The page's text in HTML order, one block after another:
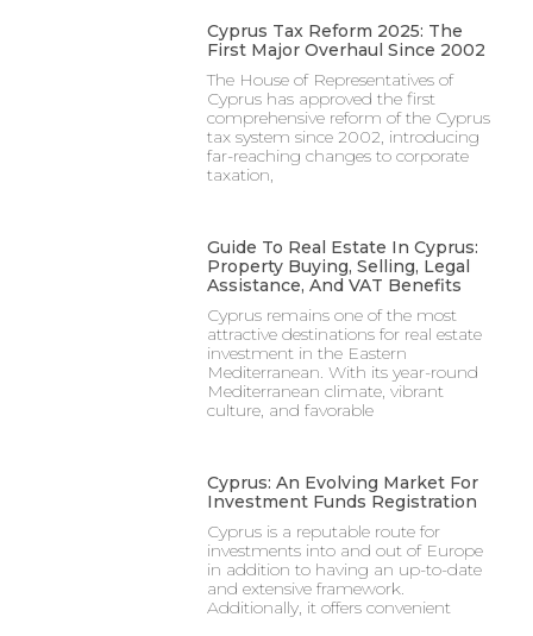
Cyprus Tax Reform 2025: The
First Major Overhaul Since 2002
The House of Representatives of
Cyprus has approved the first
comprehensive reform of the Cyprus
tax system since 2002, introducing
far-reaching changes to corporate
taxation,
Guide To Real Estate In Cyprus:
Property Buying, Selling, Legal
Assistance, And VAT Benefits
Cyprus remains one of the most
attractive destinations for real estate
investment in the Eastern
Mediterranean. With its year-round
Mediterranean climate, vibrant
culture, and favorable
Cyprus: An Evolving Market For
Investment Funds Registration
Cyprus is a reputable route for
investments into and out of Europe
in addition to having an up-to-date
and extensive framework.
Additionally, it offers convenient